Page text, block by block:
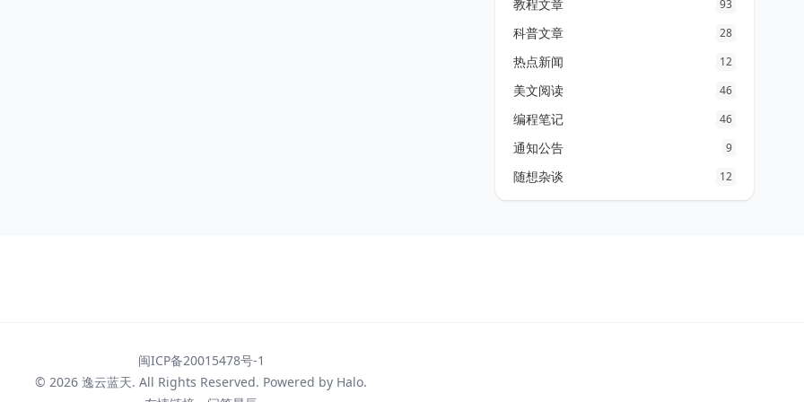
教程文章 93
科普文章 28
热点新闻 12
美文阅读 46
编程笔记 46
通知公告 9
随想杂谈 12
闽ICP备20015478号-1
© 2026 逸云蓝天. All Rights Reserved. Powered by Halo.